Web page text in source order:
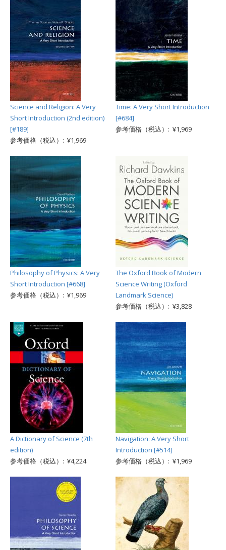
Science and Religion: A Very
Short Introduction (2nd edition)
[#189]
参考価格（税込）: ¥1,969
Time: A Very Short Introduction
[#684]
参考価格（税込）: ¥1,969
Philosophy of Physics: A Very
Short Introduction [#668]
参考価格（税込）: ¥1,969
The Oxford Book of Modern
Science Writing (Oxford
Landmark Science)
参考価格（税込）: ¥3,828
A Dictionary of Science (7th
edition)
参考価格（税込）: ¥4,224
Navigation: A Very Short
Introduction [#514]
参考価格（税込）: ¥1,969